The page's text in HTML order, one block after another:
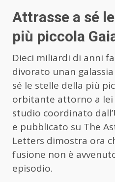
Attrasse a sé
più piccola
Dieci miliardi di anni
divorato unan
sé le stelle della più
orbitante attorno a lei
studio coordinato
e pubblicato su The
Letters dimostra ora
fusione non è
episodio.